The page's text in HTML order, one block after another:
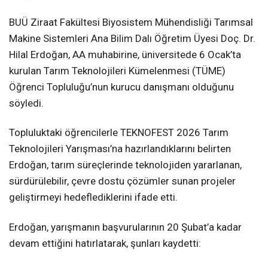
BUÜ Ziraat Fakültesi Biyosistem Mühendisliği Tarımsal
Makine Sistemleri Ana Bilim Dalı Öğretim Üyesi Doç. Dr.
Hilal Erdoğan, AA muhabirine, üniversitede 6 Ocak’ta
kurulan Tarım Teknolojileri Kümelenmesi (TÜME)
Öğrenci Topluluğu’nun kurucu danışmanı olduğunu
söyledi.
Topluluktaki öğrencilerle TEKNOFEST 2026 Tarım
Teknolojileri Yarışması’na hazırlandıklarını belirten
Erdoğan, tarım süreçlerinde teknolojiden yararlanan,
sürdürülebilir, çevre dostu çözümler sunan projeler
geliştirmeyi hedeflediklerini ifade etti.
Erdoğan, yarışmanın başvurularının 20 Şubat’a kadar
devam ettiğini hatırlatarak, şunları kaydetti: